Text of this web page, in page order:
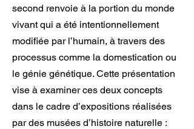
second renvoie à la portion du monde
vivant qui a été intentionnellement
modifiée par l’humain, à travers des
processus comme la domestication ou
le génie génétique. Cette présentation
vise à examiner ces deux concepts
dans le cadre d’expositions réalisées
par des musées d’histoire naturelle :